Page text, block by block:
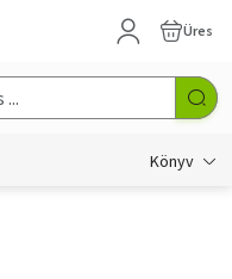
Üres
Könyv